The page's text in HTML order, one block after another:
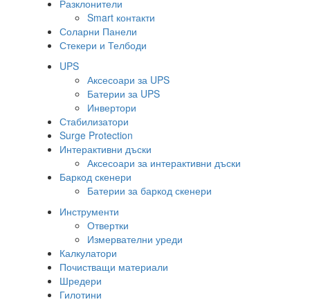
Разклонители
Smart контакти
Соларни Панели
Стекери и Телбоди
UPS
Аксесоари за UPS
Батерии за UPS
Инвертори
Стабилизатори
Surge Protection
Интерактивни дъски
Аксесоари за интерактивни дъски
Баркод скенери
Батерии за баркод скенери
Инструменти
Отвертки
Измервателни уреди
Калкулатори
Почистващи материали
Шредери
Гилотини